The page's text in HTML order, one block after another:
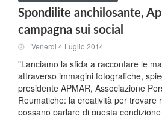
Spondilite anchilosante,
campagna sui social
Venerdi 4 Luglio 2014
"Lanciamo la sfida a raccontare le
attraverso immagini fotografiche,
presidente APMAR, Associazione
Reumatiche: la creatività per trovare
possano parlare di questa